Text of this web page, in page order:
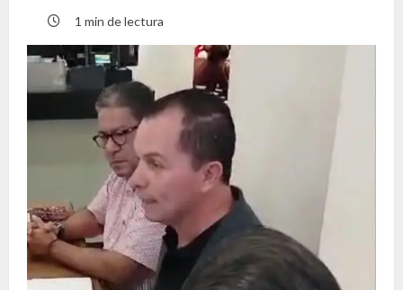
1 min de lectura